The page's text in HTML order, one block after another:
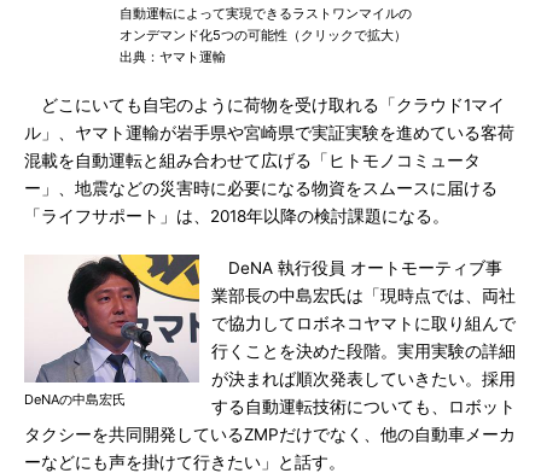
自動運転によって実現できるラストワンマイルの
オンデマンド化5つの可能性（クリックで拡大）
出典：ヤマト運輸
どこにいても自宅のように荷物を受け取れる「クラウド1マイ
ル」、ヤマト運輸が岩手県や宮崎県で実証実験を進めている客荷
混載を自動運転と組み合わせて広げる「ヒトモノコミュータ
ー」、地震などの災害時に必要になる物資をスムースに届ける
「ライフサポート」は、2018年以降の検討課題になる。
DeNAの中島宏氏
DeNA 執行役員 オートモーティブ事
業部長の中島宏氏は「現時点では、両社
で協力してロボネコヤマトに取り組んで
行くことを決めた段階。実用実験の詳細
が決まれば順次発表していきたい。採用
する自動運転技術についても、ロボット
タクシーを共同開発しているZMPだけでなく、他の自動車メーカ
ーなどにも声を掛けて行きたい」と話す。